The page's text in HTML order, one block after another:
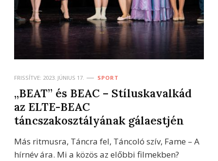
FRISSÍTVE: 2023. JÚNIUS 17. SPORT
„BEAT” és BEAC – Stíluskavalkád
az ELTE-BEAC
táncszakosztályának gálaestjén
Más ritmusra, Táncra fel, Táncoló szív, Fame – A
hírnév ára. Mi a közös az előbbi filmekben?